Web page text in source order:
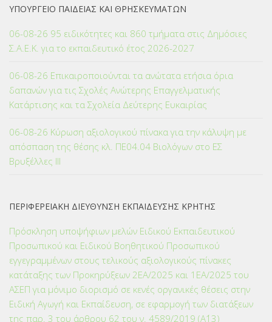
ΥΠΟΥΡΓΕΙΟ ΠΑΙΔΕΙΑΣ ΚΑΙ ΘΡΗΣΚΕΥΜΑΤΩΝ
06-08-26 95 ειδικότητες και 860 τμήματα στις Δημόσιες
Σ.Α.Ε.Κ. για το εκπαιδευτικό έτος 2026-2027
06-08-26 Επικαιροποιούνται τα ανώτατα ετήσια όρια
δαπανών για τις Σχολές Ανώτερης Επαγγελματικής
Κατάρτισης και τα Σχολεία Δεύτερης Ευκαιρίας
06-08-26 Κύρωση αξιολογικού πίνακα για την κάλυψη με
απόσπαση της θέσης κλ. ΠΕ04.04 Βιολόγων στο ΕΣ
Βρυξέλλες ΙΙΙ
ΠΕΡΙΦΕΡΕΙΑΚΗ ΔΙΕΥΘΥΝΣΗ ΕΚΠΑΙΔΕΥΣΗΣ ΚΡΗΤΗΣ
Πρόσκληση υποψήφιων μελών Ειδικού Εκπαιδευτικού
Προσωπικού και Ειδικού Βοηθητικού Προσωπικού
εγγεγραμμένων στους τελικούς αξιολογικούς πίνακες
κατάταξης των Προκηρύξεων 2ΕΑ/2025 και 1ΕΑ/2025 του
ΑΣΕΠ για μόνιμο διορισμό σε κενές οργανικές θέσεις στην
Ειδική Αγωγή και Εκπαίδευση, σε εφαρμογή των διατάξεων
της παρ. 3 του άρθρου 62 του ν. 4589/2019 (Α΄13)